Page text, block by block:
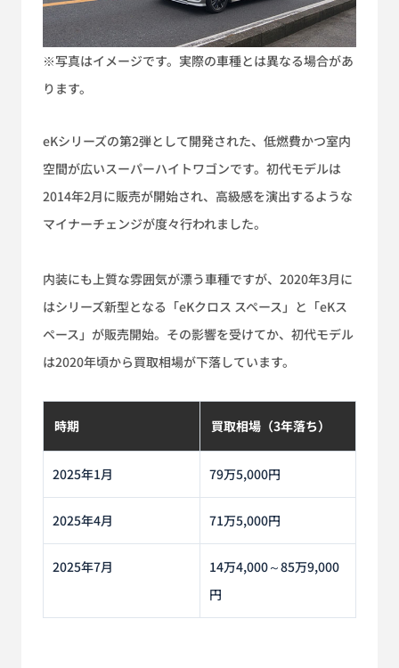
※写真はイメージです。実際の車種とは異なる場合があ
ります。
eKシリーズの第2弾として開発された、低燃費かつ室内
空間が広いスーパーハイトワゴンです。初代モデルは
2014年2月に販売が開始され、高級感を演出するような
マイナーチェンジが度々行われました。
内装にも上質な雰囲気が漂う車種ですが、2020年3月に
はシリーズ新型となる「eKクロス スペース」と「eKス
ペース」が販売開始。その影響を受けてか、初代モデル
は2020年頃から買取相場が下落しています。
時期 買取相場（3年落ち）
2025年1月 79万5,000円
2025年4月 71万5,000円
2025年7月
14万4,000～85万9,000
円